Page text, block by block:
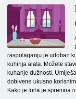
raspolaganju je udoban
kuhinja alata. Možete
kuhanje dužnosti.
dobivene ukusno
Kako je torta je spremna